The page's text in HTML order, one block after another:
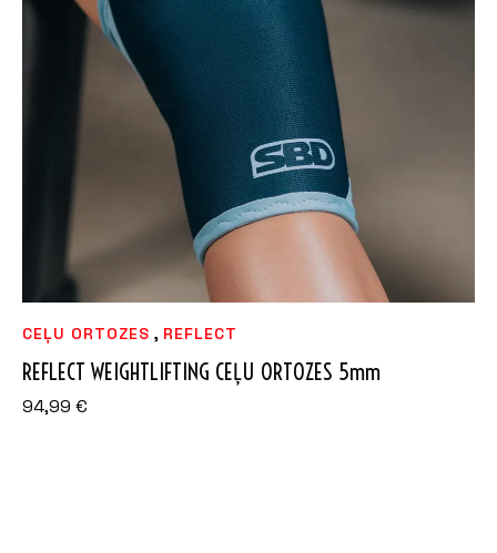
CEĻU ORTOZES , REFLECT
REFLECT WEIGHTLIFTING CEĻU ORTOZES 5mm
94,99 €